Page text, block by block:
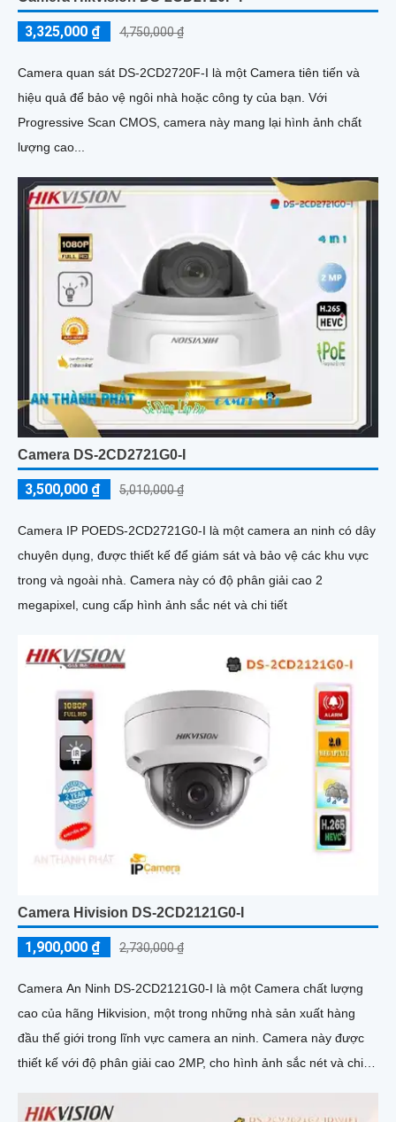
3,325,000 ₫ 4,750,000 ₫
Camera quan sát DS-2CD2720F-I là một Camera tiên tiến và
hiệu quả để bảo vệ ngôi nhà hoặc công ty của bạn. Với
Progressive Scan CMOS, camera này mang lại hình ảnh chất
lượng cao...
Camera DS-2CD2721G0-I
3,500,000 ₫ 5,010,000 ₫
Camera IP POEDS-2CD2721G0-I là một camera an ninh có dây
chuyên dụng, được thiết kế để giám sát và bảo vệ các khu vực
trong và ngoài nhà. Camera này có độ phân giải cao 2
megapixel, cung cấp hình ảnh sắc nét và chi tiết
Camera Hivision DS-2CD2121G0-I
1,900,000 ₫ 2,730,000 ₫
Camera An Ninh DS-2CD2121G0-I là một Camera chất lượng
cao của hãng Hikvision, một trong những nhà sản xuất hàng
đầu thế giới trong lĩnh vực camera an ninh. Camera này được
thiết kế với độ phân giải cao 2MP, cho hình ảnh sắc nét và chi